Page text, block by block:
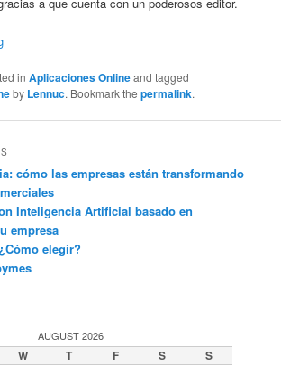
inAplicaciones Onlineand tagged
by Lennuc. Bookmark thepermalink.
cómo las empresas están transformando
Inteligencia Artificial basado en
empresa
elegir?
AUGUST 2026
W T F S S